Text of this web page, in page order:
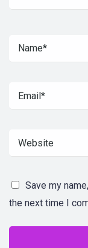
Save my
the next time I